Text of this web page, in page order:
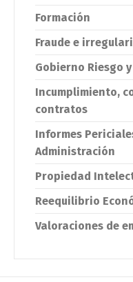
Formación
Fraude e
Gobierno Riesgo
Incumplimiento,
contratos
Informes
Administración
Propiedad
Reequilibrio
Valoraciones de
English